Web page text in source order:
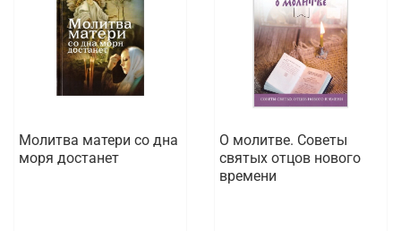
Молитва матери со дна
моря достанет
О молитве. Советы
святых отцов нового
времени